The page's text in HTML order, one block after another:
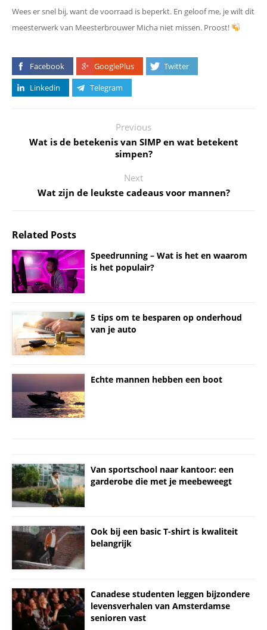
Wees er snel bij, want de voorraad is beperkt. En geloof me, je wilt dit
meesterwerk van Meesterbrouwer Micha niet missen. Proost!
Facebook GooglePlus
Twitter
Linkedin
Telegram
Previous
Wat is de betekenis van SIMP en wat betekent
simpen?
Next
Wat zijn de leukste cadeaus voor mannen?
Related Posts
Speedrunning – Wat is het en waarom
is het populair?
5 tips om te besparen op onderhoud
van je auto
Echte mannen hebben een boot
Van sportschool naar kantoor: een
garderobe die met je meebeweegt
Ook bij een basic T-shirt is kwaliteit
belangrijk
Canadese studenten leggen bijzondere
levensverhalen van Amsterdamse
senioren vast